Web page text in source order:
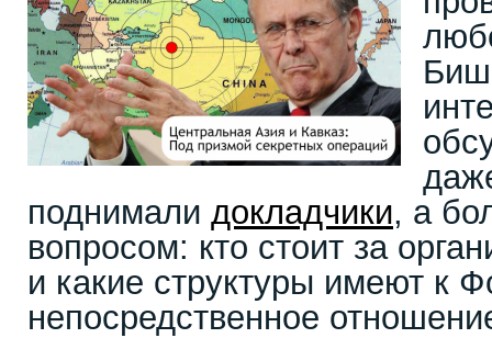
поднимали докладчики, а
вопросом: кто стоит за
и какие структуры имеют к
непосредственное